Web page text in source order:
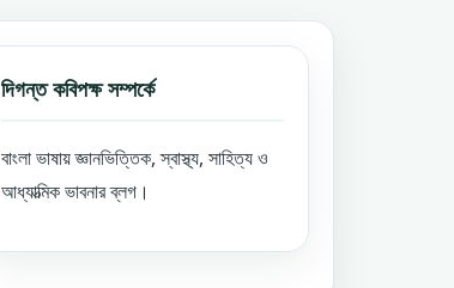
দিগন্ত কবিপক্ষ সম্পর্কে
বাংলা ভাষায় জ্ঞানভিত্তিক, স্বাস্থ্য, সাহিত্য ও
আধ্যাত্মিক ভাবনার ব্লগ।